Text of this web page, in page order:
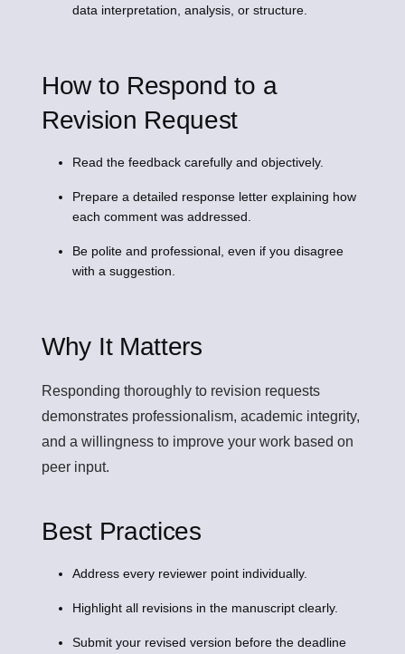
data interpretation, analysis, or structure.
How to Respond to a
Revision Request
Read the feedback carefully and objectively.
Prepare a detailed response letter explaining how
each comment was addressed.
Be polite and professional, even if you disagree
with a suggestion.
Why It Matters
Responding thoroughly to revision requests
demonstrates professionalism, academic integrity,
and a willingness to improve your work based on
peer input.
Best Practices
Address every reviewer point individually.
Highlight all revisions in the manuscript clearly.
Submit your revised version before the deadline